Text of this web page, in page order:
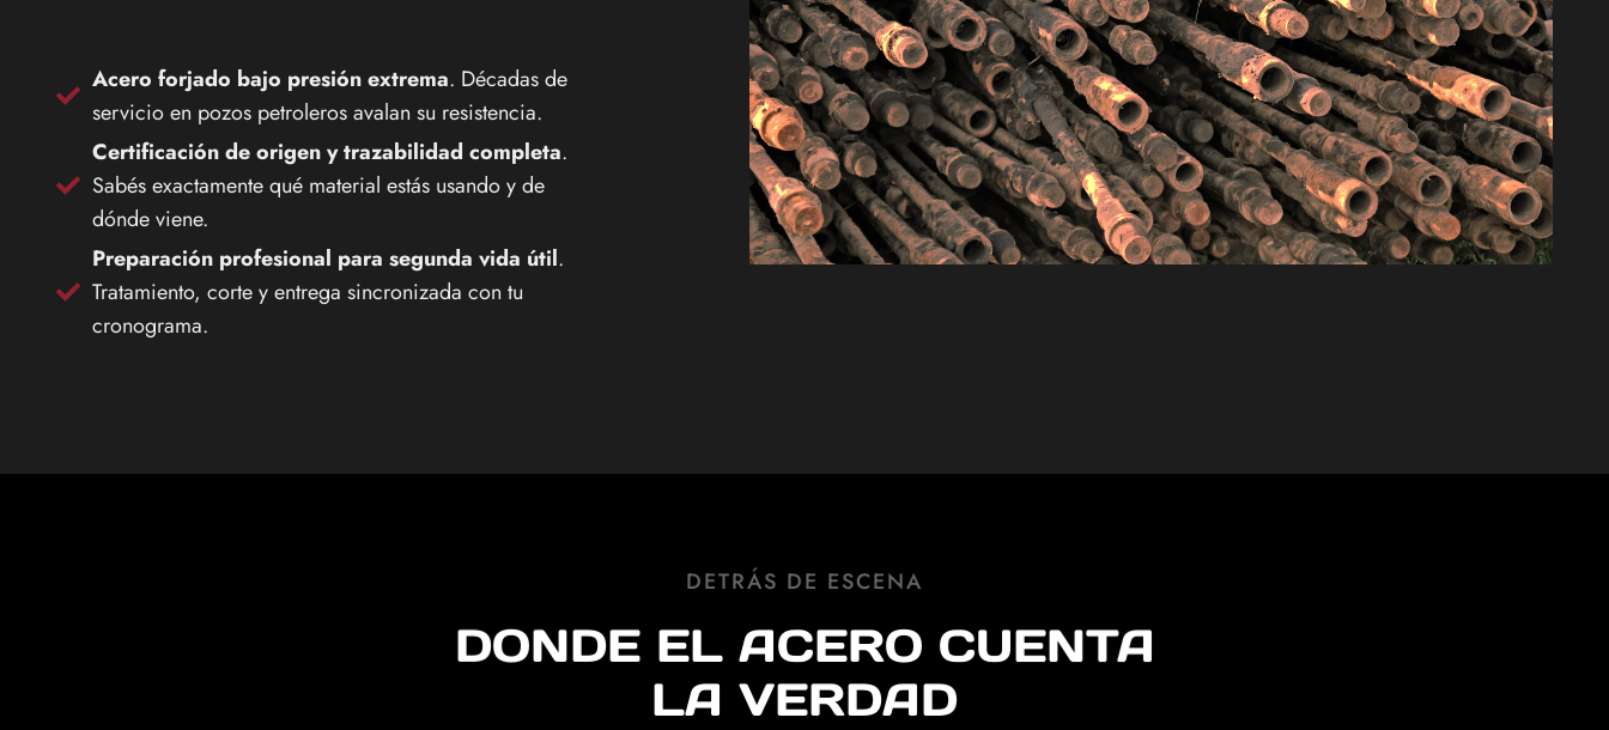
Acero forjado bajo presión extrema. Décadas de
servicio en pozos petroleros avalan su resistencia.
Certificación de origen y trazabilidad completa.
Sabés exactamente qué material estás usando y de
dónde viene.
Preparación profesional para segunda vida útil.
Tratamiento, corte y entrega sincronizada con tu
cronograma.
DETRÁS DE ESCENA
DONDE EL ACERO CUENTA
LA VERDAD